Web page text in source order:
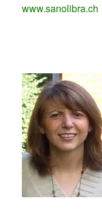
www.sanolibra.ch